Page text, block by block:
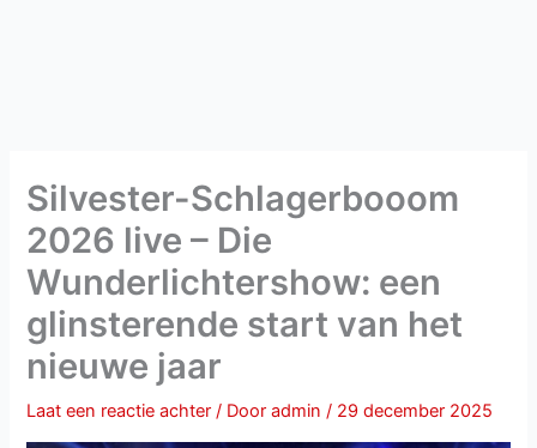
Silvester-Schlagerbooom
2026 live – Die
Wunderlichtershow: een
glinsterende start van het
nieuwe jaar
Laat een reactie achter / Dooradmin/ 29 december 2025